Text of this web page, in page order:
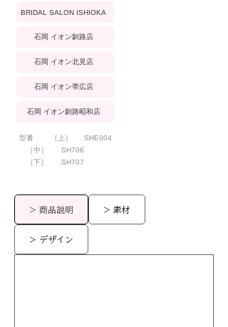
BRIDAL SALON ISHIOKA
石岡 イオン釧路店
石岡 イオン北見店
石岡 イオン帯広店
石岡 イオン釧路昭和店
型番 ［上］
SHE004
［中］
［下］
SH706
SH707
> 商品説明 > 素材
> デザイン